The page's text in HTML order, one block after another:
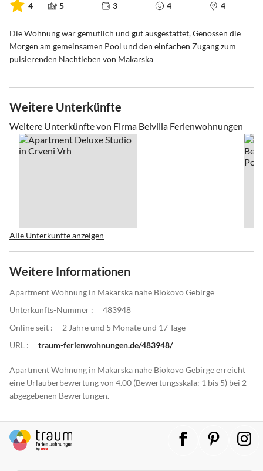
4 5 3 4 4
Die Wohnung war gemütlich und gut ausgestattet, Genossen die
Morgen am gemeinsamen Pool und den einfachen Zugang zum
pulsierenden Nachtleben von Makarska
Weitere Unterkünfte
Weitere Unterkünfte von Firma Belvilla Ferienwohnungen
Alle Unterkünfte anzeigen
Weitere Informationen
Apartment Wohnung in Makarska nahe Biokovo Gebirge
Unterkunfts-Nummer :
483948
Online seit :
2 Jahre und 5 Monate und 17 Tage
URL :
traum-ferienwohnungen.de/483948/
Apartment Wohnung in Makarska nahe Biokovo Gebirge erreicht
eine Urlauberbewertung von 4.00 (Bewertungsskala: 1 bis 5) bei 2
abgegebenen Bewertungen.